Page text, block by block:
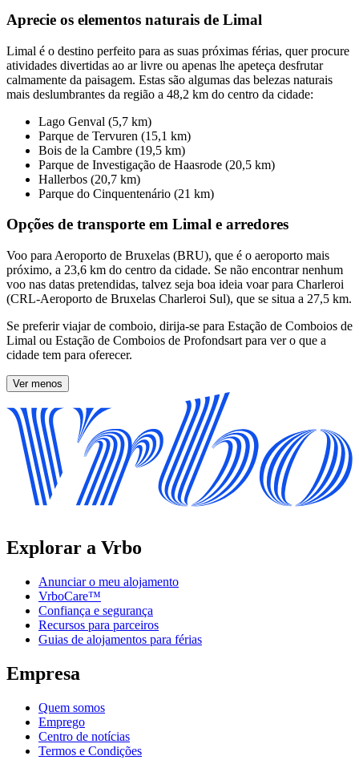
Aprecie os elementos naturais de Limal
Limal é o destino perfeito para as suas próximas férias, quer procure
atividades divertidas ao ar livre ou apenas lhe apeteça desfrutar
calmamente da paisagem. Estas são algumas das belezas naturais
mais deslumbrantes da região a 48,2 km do centro da cidade:
Lago Genval (5,7 km)
Parque de Tervuren (15,1 km)
Bois de la Cambre (19,5 km)
Parque de Investigação de Haasrode (20,5 km)
Hallerbos (20,7 km)
Parque do Cinquentenário (21 km)
Opções de transporte em Limal e arredores
Voo para Aeroporto de Bruxelas (BRU), que é o aeroporto mais
próximo, a 23,6 km do centro da cidade. Se não encontrar nenhum
voo nas datas pretendidas, talvez seja boa ideia voar para Charleroi
(CRL-Aeroporto de Bruxelas Charleroi Sul), que se situa a 27,5 km.
Se preferir viajar de comboio, dirija-se para Estação de Comboios de
Limal ou Estação de Comboios de Profondsart para ver o que a
cidade tem para oferecer.
Ver menos
Explorar a Vrbo
Anunciar o meu alojamento
VrboCare™
Confiança e segurança
Recursos para parceiros
Guias de alojamentos para férias
Empresa
Quem somos
Emprego
Centro de notícias
Termos e Condições